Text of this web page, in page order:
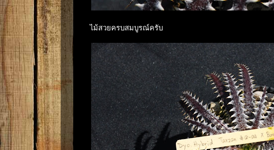
ไม้สวยครบสมบูรณ์ครับ